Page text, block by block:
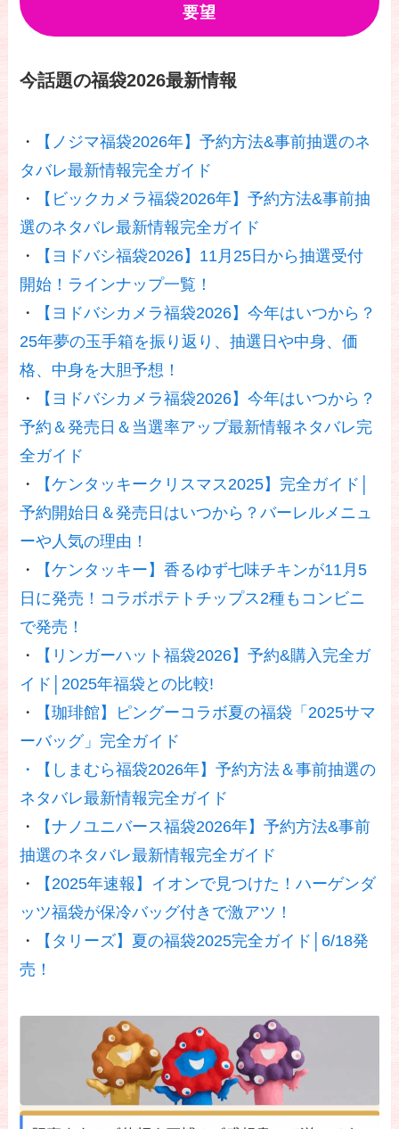
要望
今話題の福袋2026最新情報
・
【ノジマ福袋2026年】予約方法&事前抽選のネ
タバレ最新情報完全ガイド
・
【ビックカメラ福袋2026年】予約方法&事前抽
選のネタバレ最新情報完全ガイド
・
【ヨドバシ福袋2026】11月25日から抽選受付
開始！ラインナップ一覧！
・
【ヨドバシカメラ福袋2026】今年はいつから？
25年夢の玉手箱を振り返り、抽選日や中身、価
格、中身を大胆予想！
・
【ヨドバシカメラ福袋2026】今年はいつから？
予約＆発売日＆当選率アップ最新情報ネタバレ完
全ガイド
・
【ケンタッキークリスマス2025】完全ガイド│
予約開始日＆発売日はいつから？バーレルメニュ
ーや人気の理由！
・
【ケンタッキー】香るゆず七味チキンが11月5
日に発売！コラボポテトチップス2種もコンビニ
で発売！
・
【リンガーハット福袋2026】予約&購入完全ガ
イド│2025年福袋との比較!
・
【珈琲館】ピングーコラボ夏の福袋「2025サマ
ーバッグ」完全ガイド
・
【しまむら福袋2026年】予約方法＆事前抽選の
ネタバレ最新情報完全ガイド
・
【ナノユニバース福袋2026年】予約方法&事前
抽選のネタバレ最新情報完全ガイド
・
【2025年速報】イオンで見つけた！ハーゲンダ
ッツ福袋が保冷バッグ付きで激アツ！
・
【タリーズ】夏の福袋2025完全ガイド│6/18発
売！